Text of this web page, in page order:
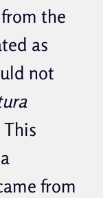
the
as
not
from